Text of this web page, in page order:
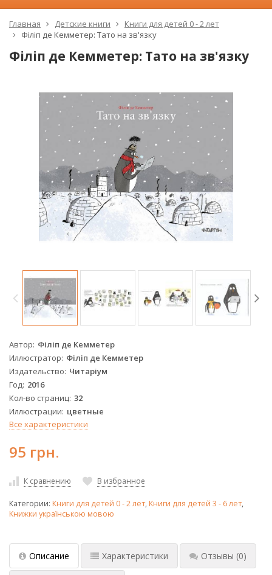
Главная Детские книги
Книги для детей 0 - 2 лет
Філіп де Кемметер: Тато на зв'язку
Філіп де Кемметер: Тато на зв'язку
Автор Філіп де Кемметер
Иллюстратор Філіп де Кемметер
Издательство Читаріум
Год 2016
Кол-во страниц 32
Иллюстрации цветные
Все характеристики
95 грн.
К сравнению В избранное
Категории: Книги для детей 0 - 2 лет,Книги для детей 3 - 6 лет,
Книжки українською мовою
Описание Характеристики Отзывы (0)